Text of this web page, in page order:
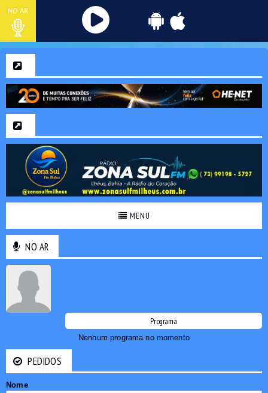
NO AR
MENU
NO AR
Programa
Nenhum programa no momento
PEDIDOS
Nome